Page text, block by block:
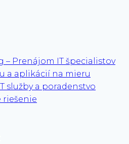
– Prenájom IT špecialistov
a aplikácií na mieru
služby a poradenstvo
riešenie